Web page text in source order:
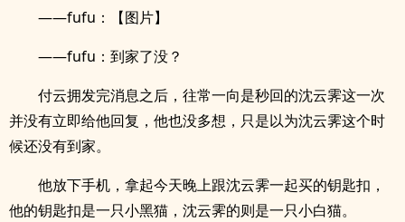
——fufu：【图片】
——fufu：到家了没？
付云拥发完消息之后，往常一向是秒回的沈云霁这一次
并没有立即给他回复，他也没多想，只是以为沈云霁这个时
候还没有到家。
他放下手机，拿起今天晚上跟沈云霁一起买的钥匙扣，
他的钥匙扣是一只小黑猫，沈云霁的则是一只小白猫。